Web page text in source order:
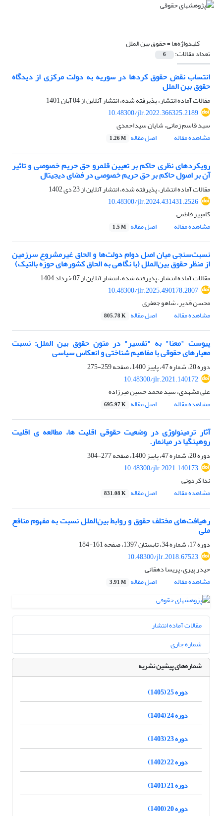
کلیدواژه‌ها =حقوق بین الملل
تعداد مقالات: 6
انتساب نقض حقوق کردها در سوریه به دولت مرکزی از دیدگاه
حقوق بین الملل
مقالات آماده انتشار، پذیرفته شده، انتشار آنلاین از04 آبان 1401
10.48300/jlr.2022.366325.2189
سید قاسم زمانی، شایان سیداحمدی
مشاهده مقاله
اصل مقاله 1.26 M
رویکردهای نظری حاکم بر تعیین قلمرو حق حریم خصوصی و تاثیر
آن بر اصول حاکم بر حق حریم خصوصی در فضای دیجیتال
مقالات آماده انتشار، پذیرفته شده، انتشار آنلاین از23 دی 1402
10.48300/jlr.2024.431431.2526
کامبیز فاطمی
مشاهده مقاله
اصل مقاله 1.5 M
نسبت‌سنجی میان اصل دوام دولت‌ها و الحاق غیرمشروع سرزمین
از منظر حقوق بین‌الملل (با نگاهی به الحاق کشورهای حوزه بالتیک)
مقالات آماده انتشار، پذیرفته شده، انتشار آنلاین از07 خرداد 1404
10.48300/jlr.2025.490178.2807
محسن قدیر، شاهو جعفری
مشاهده مقاله
اصل مقاله 805.78 K
پیوست "معنا" به "تفسیر" در متون حقوق بین الملل: نسبت
معیارهای حقوقی با مفاهیم شناختی و انعکاس سیاسی
دوره 20، شماره 47، پاییز 1400، صفحه
259-275
10.48300/jlr.2021.140172
علی مشهدی، سید محمد حسین میرزاده
مشاهده مقاله
اصل مقاله 695.97 K
آثار ترمینولوژی در وضعیت حقوقی اقلیت ها، مطالعه ی اقلیت
روهینگیا در میانمار.
دوره 20، شماره 47، پاییز 1400، صفحه
277-304
10.48300/jlr.2021.140173
ندا کردونی
مشاهده مقاله
اصل مقاله 831.08 K
رهیافت‌های مختلف حقوق و روابط بین‌الملل نسبت به مفهوم منافع
ملی
دوره 17، شماره 34، تابستان 1397، صفحه
161-184
10.48300/jlr.2018.67523
حیدر پیری، پریسا دهقانی
مشاهده مقاله
اصل مقاله 3.91 M
مقالات آماده انتشار
شماره جاری
شماره‌های پیشین نشریه
دوره 25 (1405)
دوره 24 (1404)
دوره 23 (1403)
دوره 22 (1402)
دوره 21 (1401)
دوره 20 (1400)